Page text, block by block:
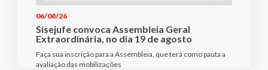
06/08/26
Sisejufe convoca Assembleia Geral
Extraordinária, no dia 19 de agosto
Faça sua inscrição para a Assembleia, que terá como pauta a
avaliação das mobilizações